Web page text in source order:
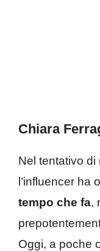
Chiara
Nel tentativo di
l’influencer ha
tempo che fa,
Oggi, a poche